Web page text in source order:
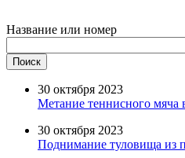
Название или номер
30 октября 2023
Метание теннисного
30 октября 2023
Поднимание туловища из